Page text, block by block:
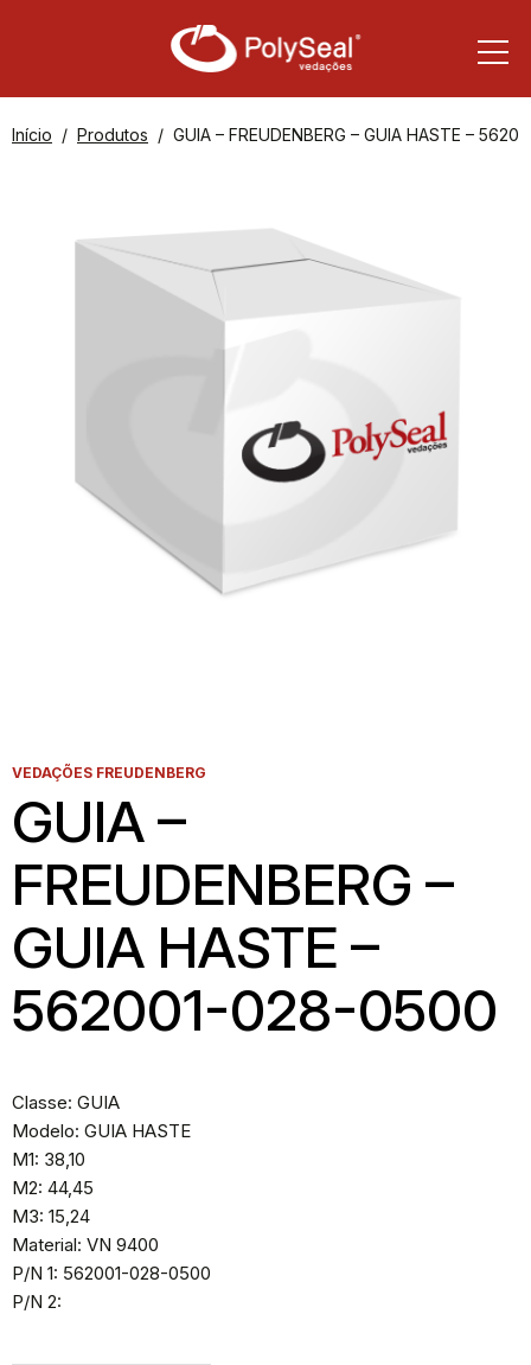
Início Produtos GUIA – FREUDENBERG – GUIA HASTE –
VEDAÇÕES FREUDENBERG
GUIA –
FREUDENBERG –
GUIA HASTE –
562001-028-0500
Classe: GUIA
Modelo: GUIA HASTE
M1: 38,10
M2: 44,45
M3: 15,24
Material: VN 9400
P/N 1: 562001-028-0500
P/N 2: